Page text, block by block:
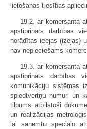
lietošanas tiesības
19.2. ar komersanta
apstiprināts darbības
norādītas ieejas (izejas)
nav nepieciešams
19.3. ar komersanta
apstiprināts darbības
komunikāciju sistēmas
spiedtvertņu numuri un
tilpums atbilstoši
un realizācijas
lai saņemtu speciālo